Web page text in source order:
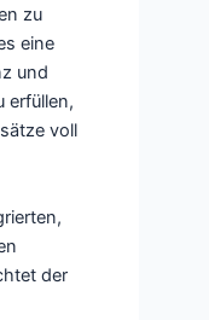
zu
eine
und
erfüllen,
voll
der